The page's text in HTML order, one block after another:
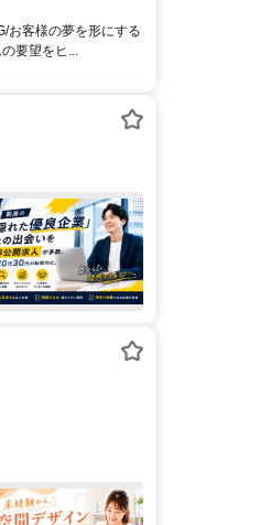
お客様の夢を形にする
要望をヒ...